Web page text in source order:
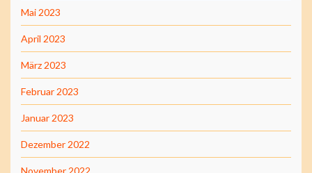
Mai 2023
April 2023
März 2023
Februar 2023
Januar 2023
Dezember 2022
November 2022